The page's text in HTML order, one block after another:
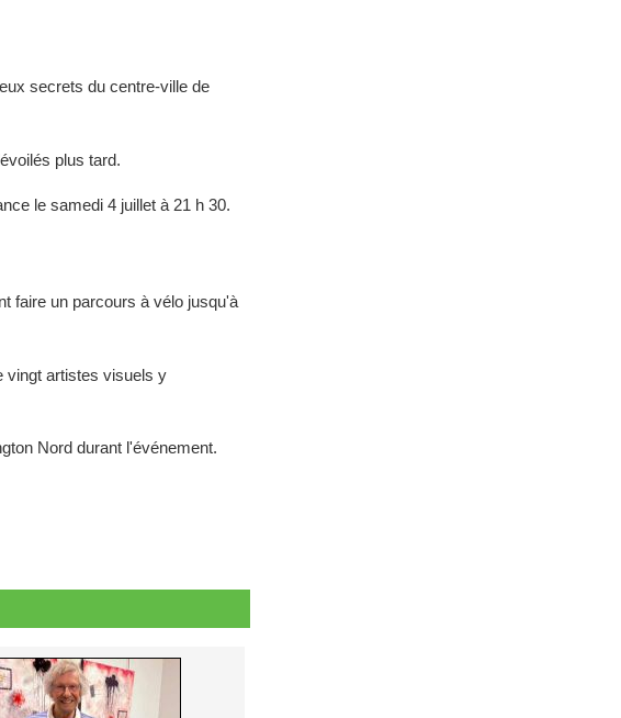
secrets du centre-ville de
plus tard.
le samedi 4 juillet à 21 h 30.
faire un parcours à vélo jusqu'à
vingt artistes visuels y
Nord durant l'événement.